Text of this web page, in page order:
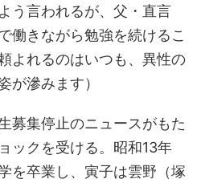
う言われるが、父・直言
働きながら勉強を続けるこ
よれるのはいつも、異性の
が滲みます）
募集停止のニュースがもた
ックを受ける。昭和13年
を卒業し、寅子は雲野（塚